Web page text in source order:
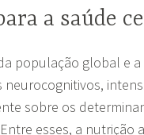
a saúde
população global e
sobre os
esses, a nutrição